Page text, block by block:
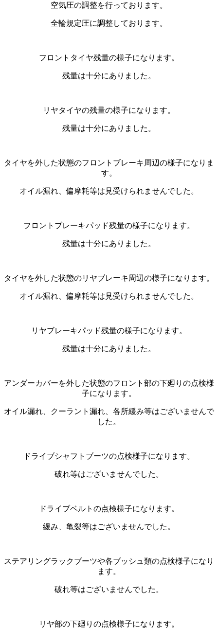
空気圧の調整を行っております。
全輪規定圧に調整しております。
フロントタイヤ残量の様子になります。
残量は十分にありました。
リヤタイヤの残量の様子になります。
残量は十分にありました。
タイヤを外した状態のフロントブレーキ周辺の様子になりま
す。
オイル漏れ、偏摩耗等は見受けられませんでした。
フロントブレーキパッド残量の様子になります。
残量は十分にありました。
タイヤを外した状態のリヤブレーキ周辺の様子になります。
オイル漏れ、偏摩耗等は見受けられませんでした。
リヤブレーキパッド残量の様子になります。
残量は十分にありました。
アンダーカバーを外した状態のフロント部の下廻りの点検様
子になります。
オイル漏れ、クーラント漏れ、各所緩み等はございませんで
した。
ドライブシャフトブーツの点検様子になります。
破れ等はございませんでした。
ドライブベルトの点検様子になります。
緩み、亀裂等はございませんでした。
ステアリングラックブーツや各ブッシュ類の点検様子になり
ます。
破れ等はございませんでした。
リヤ部の下廻りの点検様子になります。